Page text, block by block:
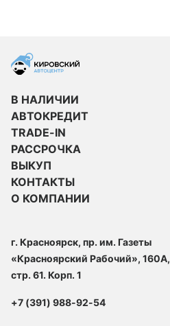
В НАЛИЧИИ
АВТОКРЕДИТ
TRADE-IN
РАССРОЧКА
ВЫКУП
КОНТАКТЫ
О КОМПАНИИ
г. Красноярск, пр. им. Газеты
«Красноярский Рабочий», 160А,
стр. 61. Корп. 1
+7 (391) 988-92-54